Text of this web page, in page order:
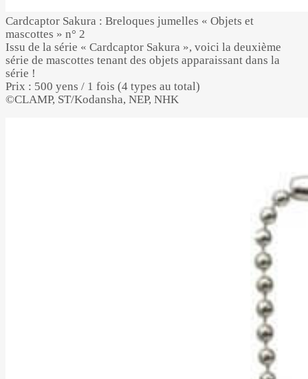
Cardcaptor Sakura : Breloques jumelles « Objets et
mascottes » n° 2
Issu de la série « Cardcaptor Sakura », voici la deuxième
série de mascottes tenant des objets apparaissant dans la
série !
Prix : 500 yens / 1 fois (4 types au total)
©CLAMP, ST/Kodansha, NEP, NHK